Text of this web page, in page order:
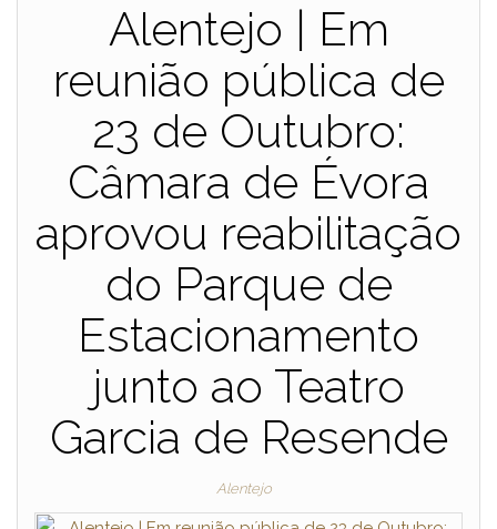
Alentejo | Em
reunião pública de
23 de Outubro:
Câmara de Évora
aprovou reabilitação
do Parque de
Estacionamento
junto ao Teatro
Garcia de Resende
Alentejo